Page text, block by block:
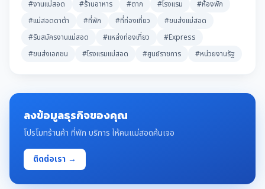
#งานแม่สอด
#ร้านอาหาร #ตาก #โรงแรม
#ห้องพัก
#แม่สอดดาต้า
#ที่พัก #ที่ท่องเที่ยว
#ขนส่งแม่สอด
#รับสมัครงานแม่สอด
#แหล่งท่องเที่ยว
#Express
#ขนส่งเอกชน
#โรงแรมแม่สอด #ศูนย์ราชการ #หน่วยงานรัฐ
ลงข้อมูลธุรกิจของคุณ
โปรโมทร้านค้า ที่พัก บริการ ให้คนแม่สอดค้นเจอ
ติดต่อเรา →